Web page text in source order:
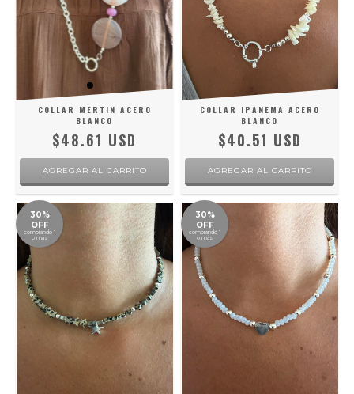
COLLAR MERTIN ACERO
BLANCO
$48.61 USD
COLLAR IPANEMA ACERO
BLANCO
$40.51 USD
30%
OFF
comprando 1
o más
30%
OFF
comprando 1
o más